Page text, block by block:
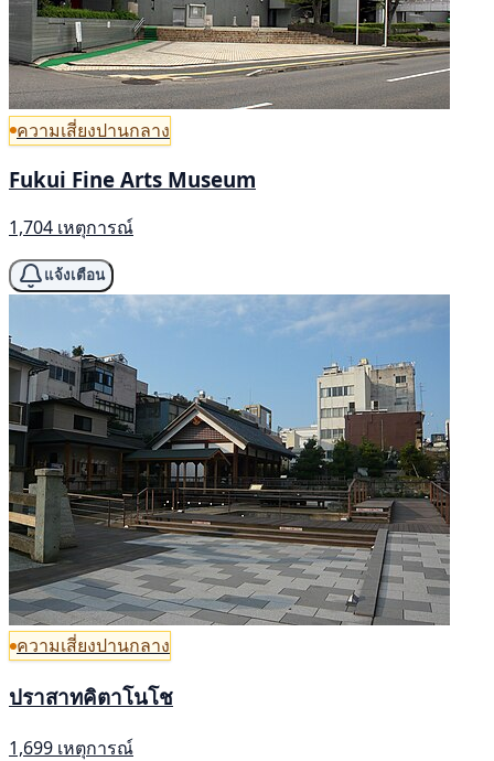
ความเสี่ยงปานกลาง
Fukui Fine Arts Museum
1,704 เหตุการณ์
แจ้งเตือน
ความเสี่ยงปานกลาง
ปราสาทคิตาโนโช
1,699 เหตุการณ์